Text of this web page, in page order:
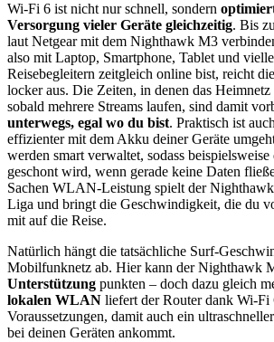
Wi-Fi 6 ist nicht nur schnell, sondern
Versorgung vieler Geräte gleichzeitig. Bis zu
laut Netgear mit dem Nighthawk M3
also mit Laptop, Smartphone, Tablet und
Reisebegleitern zeitgleich online bist, reicht
locker aus. Die Zeiten, in denen das Heimnetz
sobald mehrere Streams laufen, sind damit
unterwegs, egal wo du bist. Praktisch ist
effizienter mit dem Akku deiner Geräte
werden smart verwaltet, sodass
geschont wird, wenn gerade keine Daten
Sachen WLAN-Leistung spielt der
Liga und bringt die Geschwindigkeit, die du
mit auf die Reise.
Natürlich hängt die tatsächliche Surf-
Mobilfunknetz ab. Hier kann der Nighthawk
Unterstützung punkten – doch dazu gleich
lokalen WLAN liefert der Router dank Wi-Fi
Voraussetzungen, damit auch ein
bei deinen Geräten ankommt.